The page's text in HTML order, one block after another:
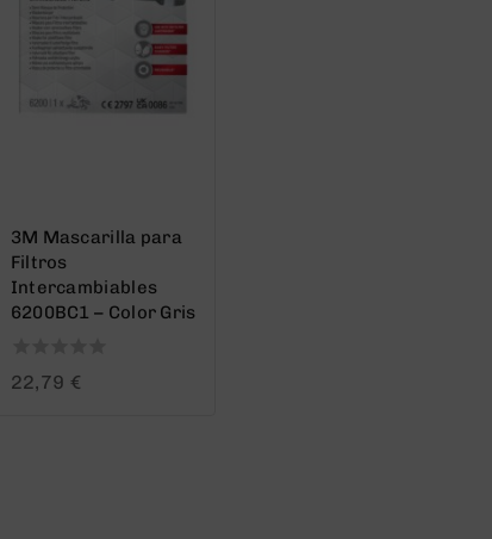
3M Mascarilla para
Filtros
Intercambiables
6200BC1 – Color Gris
0
22,79 €